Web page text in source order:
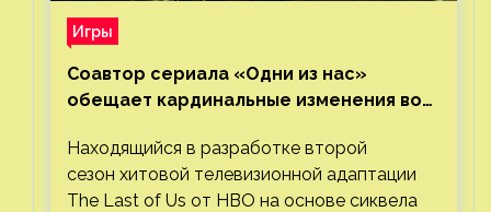
Игры
Соавтор сериала «Одни из нас»
обещает кардинальные изменения во
Находящийся в разработке второй
сезон хитовой телевизионной адаптации
The Last of Us от HBO на основе сиквела